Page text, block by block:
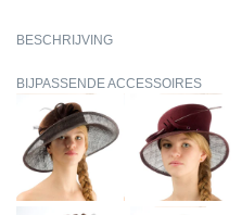
BESCHRIJVING
BIJPASSENDE ACCESSOIRES